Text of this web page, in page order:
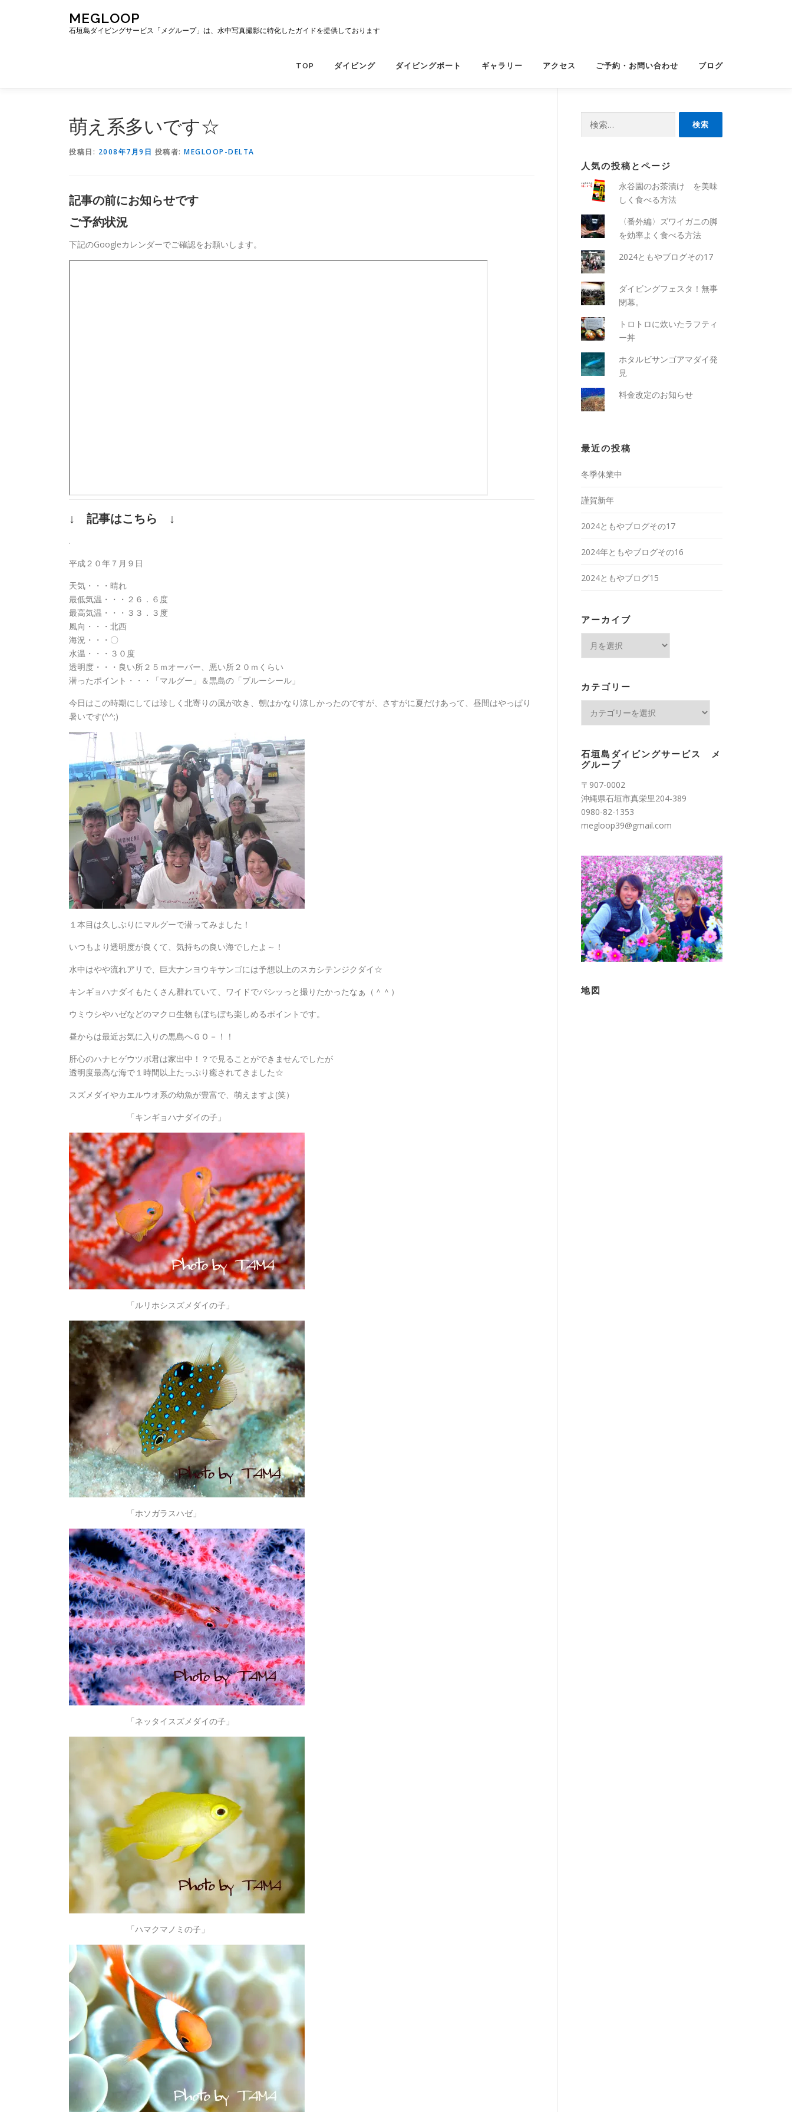
ス
MEGLOOP
石垣島ダイビングサービス「メグループ」は、水中写真撮影に特化したガイドを提供しております
TOP ダイビング ダイビングボート ギャラリー アクセス ご予約・お問い合わせ ブログ
萌え系多いです☆
投稿日: 2008年7月9日 投稿者: MEGLOOP-DELTA
記事の前にお知らせです
ご予約状況
下記のGoogleカレンダーでご確認をお願いします。
↓ 記事はこちら ↓
.
平成２０年７月９日
天気・・・晴れ
最低気温・・・２６．６度
最高気温・・・３３．３度
風向・・・北西
海況・・・〇
水温・・・３０度
透明度・・・良い所２５ｍオーバー、悪い所２０ｍくらい
潜ったポイント・・・「マルグー」＆黒島の「ブルーシール」
今日はこの時期にしては珍しく北寄りの風が吹き、朝はかなり涼しかったのですが、さすがに夏だけあって、昼間はやっぱり
暑いです(^^;)
１本目は久しぶりにマルグーで潜ってみました！
いつもより透明度が良くて、気持ちの良い海でしたよ～！
水中はやや流れアリで、巨大ナンヨウキサンゴには予想以上のスカシテンジクダイ☆
キンギョハナダイもたくさん群れていて、ワイドでバシッっと撮りたかったなぁ（＾＾）
ウミウシやハゼなどのマクロ生物もぼちぼち楽しめるポイントです。
昼からは最近お気に入りの黒島へＧＯ－！！
肝心のハナヒゲウツボ君は家出中！？で見ることができませんでしたが
透明度最高な海で１時間以上たっぷり癒されてきました☆
スズメダイやカエルウオ系の幼魚が豊富で、萌えますよ(笑）
「キンギョハナダイの子」
「ルリホシスズメダイの子」
「ホソガラスハゼ」
「ネッタイスズメダイの子」
「ハマクマノミの子」
人気の投稿とページ
永谷園のお茶漬け を美味
しく食べる方法
〈番外編〉ズワイガニの脚
を効率よく食べる方法
2024ともやブログその17
ダイビングフェスタ！無事
閉幕。
トロトロに炊いたラフティ
ー丼
ホタルビサンゴアマダイ発
見
料金改定のお知らせ
最近の投稿
冬季休業中
謹賀新年
2024ともやブログその17
2024年ともやブログその16
2024ともやブログ15
アーカイブ
ブ
カテゴリー
ー
石垣島ダイビングサービス メ
グループ
〒907-0002
沖縄県石垣市真栄里204-389
0980-82-1353
megloop39@gmail.com
地図